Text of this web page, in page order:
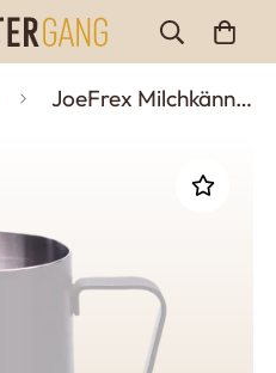
JoeFrex Milchkännchen Grau (350ml/590ml)